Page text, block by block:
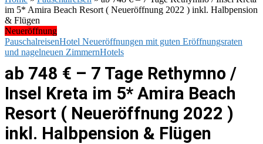
im 5* Amira Beach Resort ( Neueröffnung 2022 ) inkl. Halbpension
& Flügen
Neueröffnung
PauschalreisenHotel Neueröffnungen mit guten Eröffnungsraten
und nagelneuen ZimmernHotels
ab 748 € – 7 Tage Rethymno /
Insel Kreta im 5* Amira Beach
Resort ( Neueröffnung 2022 )
inkl. Halbpension & Flügen